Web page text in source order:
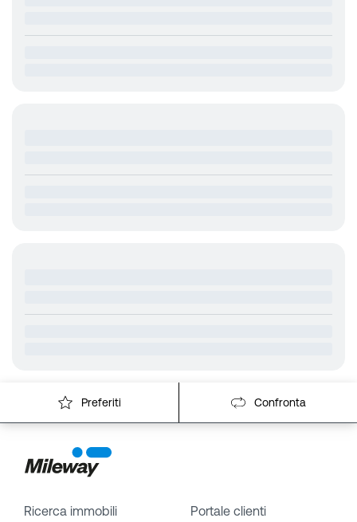
Preferiti Confronta
Ricerca immobili Portale clienti